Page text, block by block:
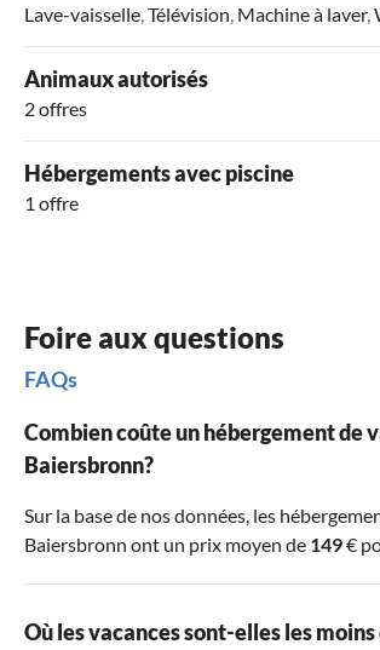
Lave-vaisselle,Télévision, Machine à laver,
Animaux autorisés
2 offres
Hébergements avec piscine
1 offre
Foire aux questions
FAQs
Combien coûte un hébergement de
Baiersbronn?
Sur la base de nos données, les
Baiersbronn ont un prix moyen de 149€
Où les vacances sont-elles les moins